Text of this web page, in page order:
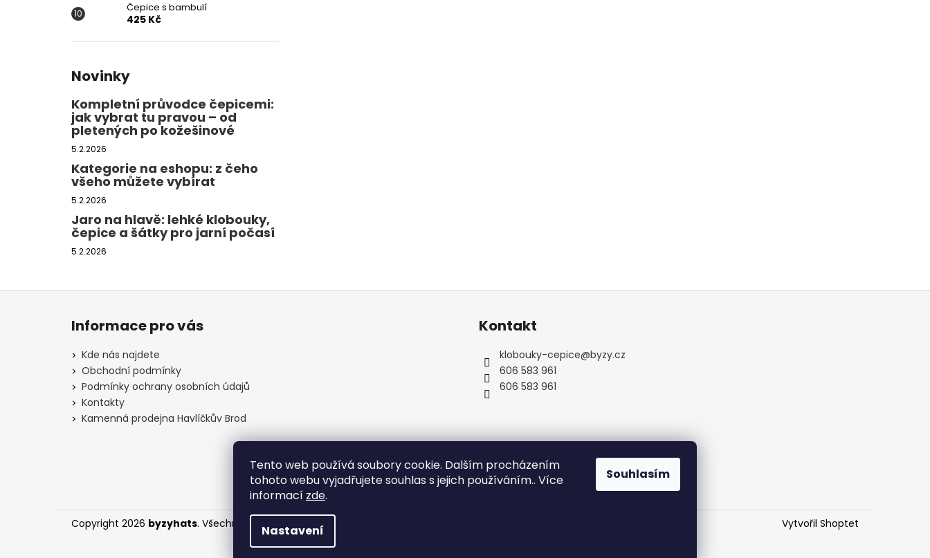
Tento web používá soubory cookie. Dalším procházením
tohoto webu vyjadřujete souhlas s jejich používáním.. Více
informací zde.
Nastavení
Souhlasím
Čepice s bambulí
425 Kč
Novinky
Kompletní průvodce čepicemi:
jak vybrat tu pravou – od
pletených po kožešinové
5.2.2026
Kategorie na eshopu: z čeho
všeho můžete vybírat
5.2.2026
Jaro na hlavě: lehké klobouky,
čepice a šátky pro jarní počasí
5.2.2026
Z
Informace pro vás
Kde nás najdete
Obchodní podmínky
Podmínky ochrany osobních údajů
Kontakty
Kamenná prodejna Havlíčkův Brod
Kontakt
klobouky-cepice@byzy.cz
606 583 961
606 583 961
Vytvořil Shoptet
Copyright 2026 byzyhats. Všechna práva vyhrazena.